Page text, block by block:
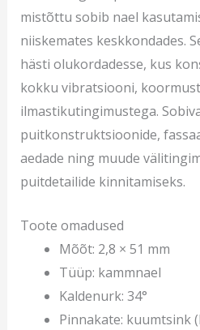
mistõttu sobib nael
niiskemates keskkondades.
hästi olukordadesse, kus
kokku vibratsiooni,
ilmastikutingimustega.
puitkonstruktsioonide,
aedade ning muude
puitdetailide kinnitamiseks.
Toote omadused
Mõõt: 2,8 × 51 mm
Tüüp: kammnael
Kaldenurk: 34°
Pinnakate: kuumtsink